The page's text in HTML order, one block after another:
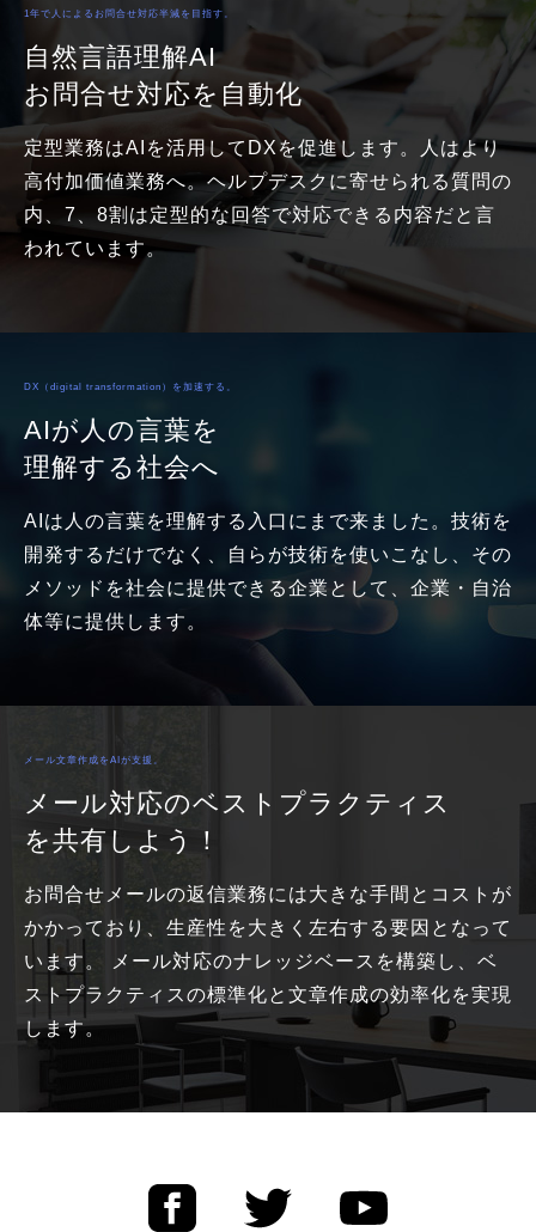
1年で人によるお問合せ対応半減を目指す。
自然言語理解AI
お問合せ対応を自動化
定型業務はAIを活用してDXを促進します。人はより
高付加価値業務へ。ヘルプデスクに寄せられる質問の
内、7、8割は定型的な回答で対応できる内容だと言
われています。
DX（digital transformation）を加速する。
AIが人の言葉を
理解する社会へ
AIは人の言葉を理解する入口にまで来ました。技術を
開発するだけでなく、自らが技術を使いこなし、その
メソッドを社会に提供できる企業として、企業・自治
体等に提供します。
メール文章作成をAIが支援。
メール対応のベストプラクティス
を共有しよう！
お問合せメールの返信業務には大きな手間とコストが
かかっており、生産性を大きく左右する要因となって
います。 メール対応のナレッジベースを構築し、ベ
ストプラクティスの標準化と文章作成の効率化を実現
します。